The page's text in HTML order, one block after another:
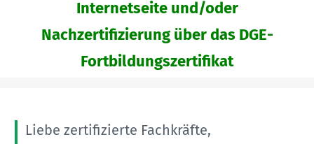
Internetseite und/oder
Nachzertifizierung über das DGE-
Fortbildungszertifikat
Liebe zertifizierte Fachkräfte,